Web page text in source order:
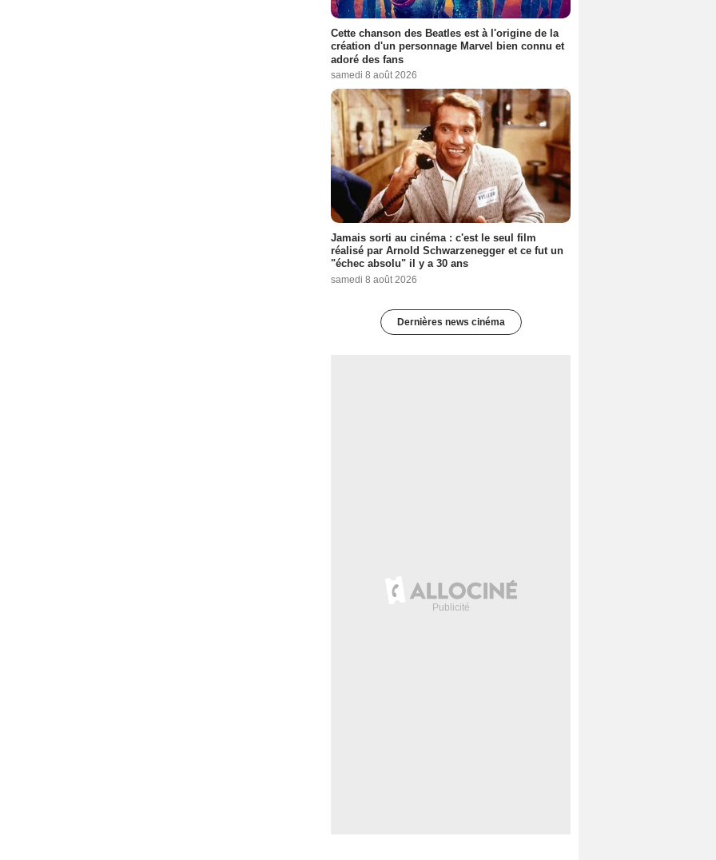
Cette chanson des Beatles est à l'origine de la
création d'un personnage Marvel bien connu et
adoré des fans
samedi 8 août 2026
Jamais sorti au cinéma : c'est le seul film
réalisé par Arnold Schwarzenegger et ce fut un
"échec absolu" il y a 30 ans
samedi 8 août 2026
Dernières news cinéma